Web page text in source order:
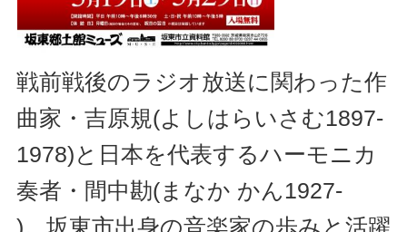
戦前戦後のラジオ放送に関わった作
曲家・吉原規(よしはらいさむ1897-
1978)と日本を代表するハーモニカ
奏者・間中勘(まなか かん1927-